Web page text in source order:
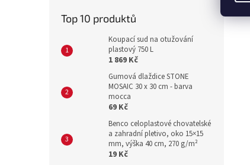
Top 10 produktů
Koupací sud na otužování
plastový 750 L
1 869 Kč
Gumová dlaždice STONE
MOSAIC 30 x 30 cm - barva
mocca
69 Kč
Benco celoplastové chovatelské
a zahradní pletivo, oko 15×15
mm, výška 40 cm, 270 g/m²
19 Kč